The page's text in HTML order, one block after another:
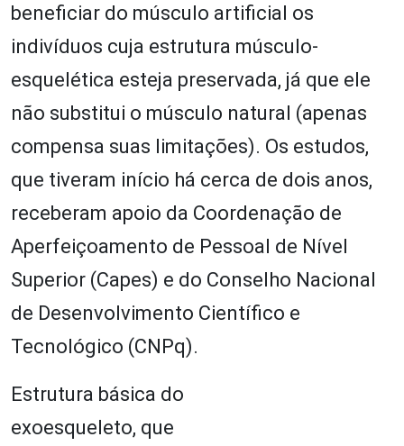
beneficiar do músculo artificial os
indivíduos cuja estrutura músculo-
esquelética esteja preservada, já que ele
não substitui o músculo natural (apenas
compensa suas limitações). Os estudos,
que tiveram início há cerca de dois anos,
receberam apoio da Coordenação de
Aperfeiçoamento de Pessoal de Nível
Superior (Capes) e do Conselho Nacional
de Desenvolvimento Científico e
Tecnológico (CNPq).
Estrutura básica do
exoesqueleto, que